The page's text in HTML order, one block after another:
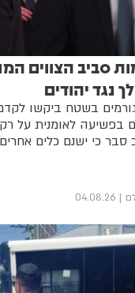
סביב הצווים
נגד יהודים
בשטח ביקשו
בפשיעה לאומנית על
סבר כי ישנם כלים
04.08.26